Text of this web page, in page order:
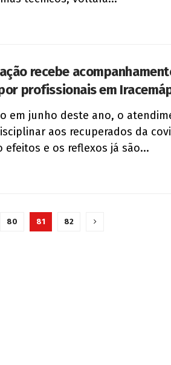
recebe
profissionais em
em junho deste ano, o
aos recuperados da
efeitos e os reflexos já são...
80 81 82